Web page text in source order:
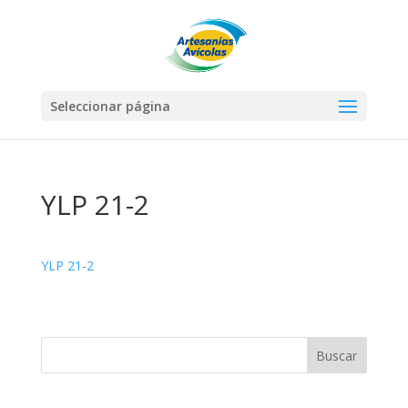
Seleccionar página
YLP 21-2
YLP 21-2